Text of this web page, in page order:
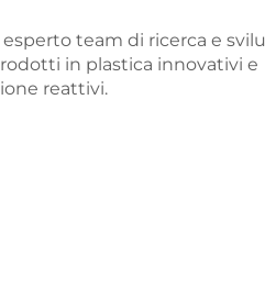
team di ricerca e
in plastica innovativi e
reattivi.